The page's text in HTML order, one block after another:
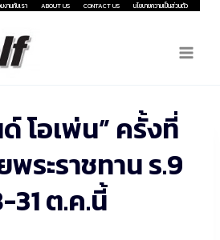
งานกับเรา ABOUT US CONTACT US นโยบายความเป็นส่วนตัว
โอเพ่น” ครั้งที่
ระราชทาน ร.9
31 ต.ค.นี้